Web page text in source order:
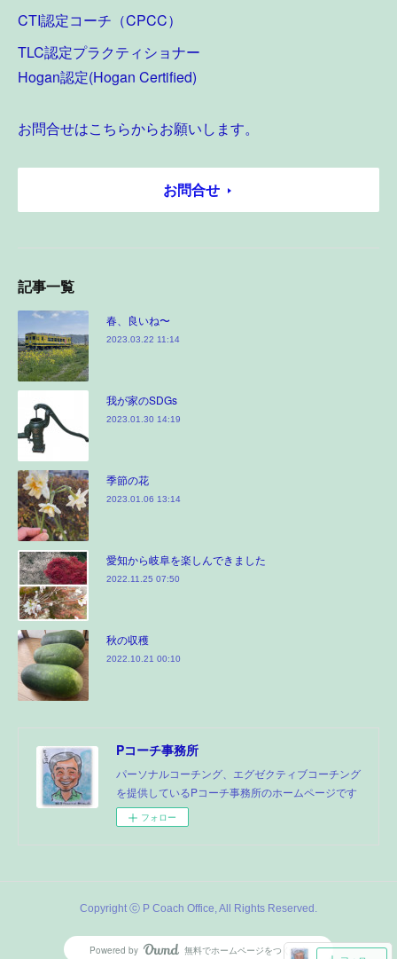
CTI認定コーチ（CPCC）
TLC認定プラクティショナー
Hogan認定(Hogan Certified)
お問合せはこちらからお願いします。
お問合せ
記事一覧
春、良いね〜
2023.03.22 11:14
我が家のSDGs
2023.01.30 14:19
季節の花
2023.01.06 13:14
愛知から岐阜を楽しんできました
2022.11.25 07:50
秋の収穫
2022.10.21 00:10
Pコーチ事務所
パーソナルコーチング、エグゼクティブコーチング
を提供しているPコーチ事務所のホームページです
フォロー
Copyright ⓒ P Coach Office, All Rights Reserved.
Powered by AmebaOwnd
無料でホームページをつくろう